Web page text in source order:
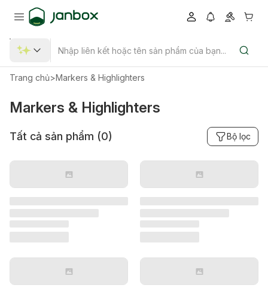
Trang chủ>Markers & Highlighters
Markers & Highlighters
Tất cả sản phẩm (0) Bộ lọc